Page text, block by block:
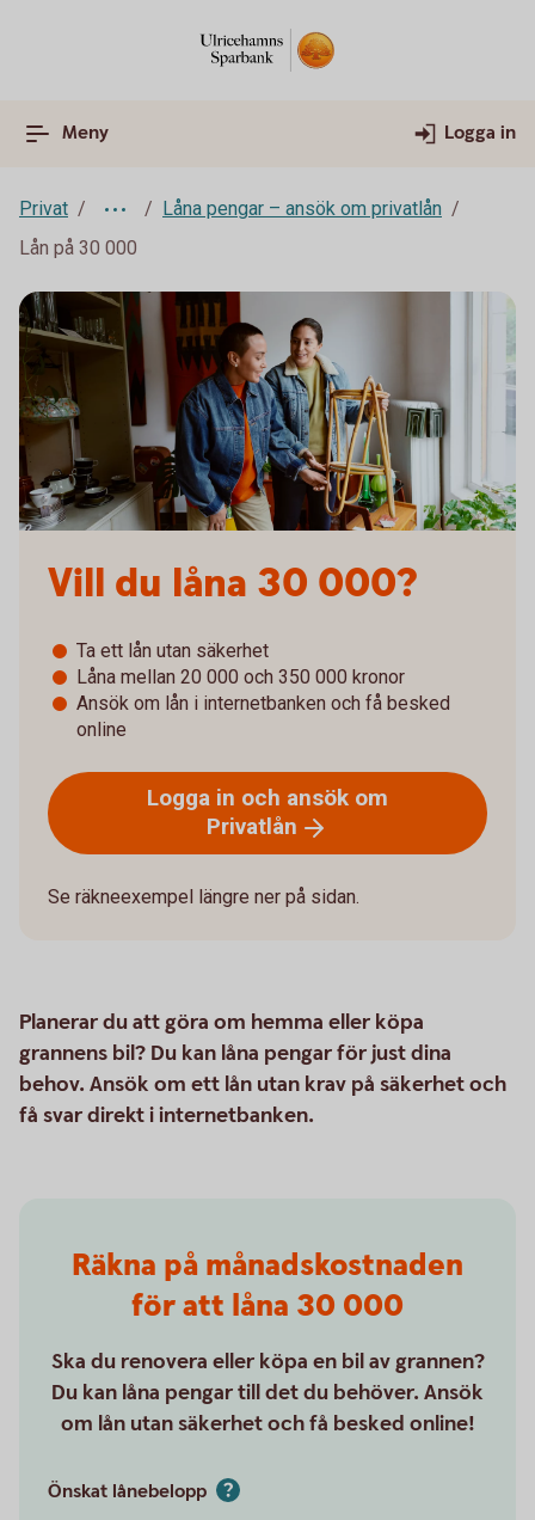
Meny Logga in
Privat
Låna pengar – ansök om privatlån
Lån på 30 000
Vill du låna 30 000?
Ta ett lån utan säkerhet
Låna mellan 20 000 och 350 000 kronor
Ansök om lån i internetbanken och få besked
online
Logga in och ansök om
Privatlån
Se räkneexempel längre ner på sidan.
Planerar du att göra om hemma eller köpa
grannens bil? Du kan låna pengar för just dina
behov. Ansök om ett lån utan krav på säkerhet och
få svar direkt i internetbanken.
Räkna på månadskostnaden
för att låna 30 000
Ska du renovera eller köpa en bil av grannen?
Du kan låna pengar till det du behöver. Ansök
om lån utan säkerhet och få besked online!
Önskat lånebelopp